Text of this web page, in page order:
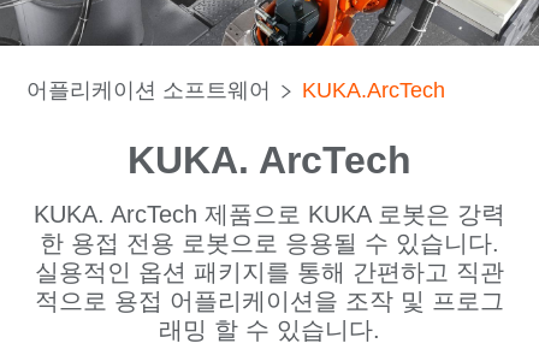
어플리케이션 소프트웨어 KUKA.ArcTech
KUKA. ArcTech
KUKA. ArcTech 제품으로 KUKA 로봇은 강력
한 용접 전용 로봇으로 응용될 수 있습니다.
실용적인 옵션 패키지를 통해 간편하고 직관
적으로 용접 어플리케이션을 조작 및 프로그
래밍 할 수 있습니다.